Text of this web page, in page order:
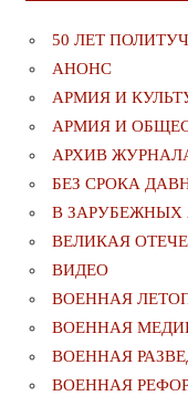
50 ЛЕТ
АНОНС
АРМИЯ И
АРМИЯ И
АРХИВ
БЕЗ СРОКА
В ЗАРУБЕЖНЫХ
ВЕЛИКАЯ
ВИДЕО
ВОЕННАЯ
ВОЕННАЯ
ВОЕННАЯ
ВОЕННАЯ